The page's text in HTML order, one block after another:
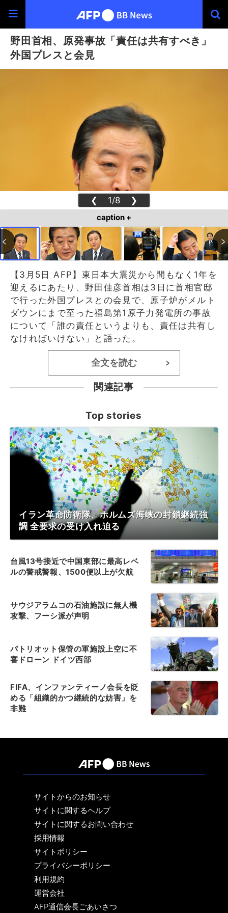
野田首相、原発事故「責任は共有すべき」
外国プレスと会見
❮ 1/8 ❯
caption +
【3月5日 AFP】東日本大震災から間もなく1年を
迎えるにあたり、野田佳彦首相は3日に首相官邸
で行った外国プレスとの会見で、原子炉がメルト
ダウンにまで至った福島第1原子力発電所の事故
について「誰の責任というよりも、責任は共有し
なければいけない」と語った。
全文を読む >
関連記事
Top stories
イラン革命防衛隊、ホルムズ海峡の封鎖継続強
調 全要求の受け入れ迫る
台風13号接近で中国東部に最高レベ
ルの警戒警報、1500便以上が欠航
サウジアラムコの石油施設に無人機
攻撃、フーシ派が声明
パトリオット保管の軍施設上空に不
審ドローン ドイツ西部
FIFA、インファンティーノ会長を貶
める「組織的かつ継続的な妨害」を
非難
サイトからのお知らせ
サイトに関するヘルプ
サイトに関するお問い合わせ
採用情報
サイトポリシー
プライバシーポリシー
利用規約
運営会社
AFP通信会長ごあいさつ